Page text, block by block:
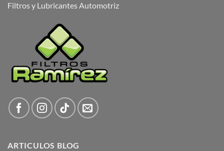
Filtros y Lubricantes Automotriz
ARTICULOS BLOG